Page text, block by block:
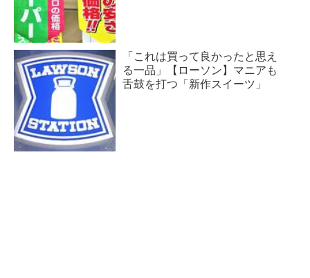
「これは買って良かったと思え
る一品」【ローソン】マニアも
舌鼓を打つ「新作スイーツ」